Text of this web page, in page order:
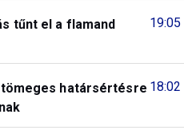
19:05
tűnt el a flamand
18:02
tömeges határsértésre